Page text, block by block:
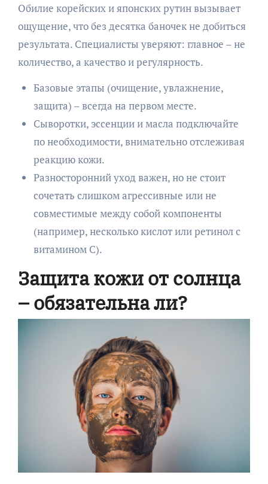
Обилие корейских и японских рутин вызывает
ощущение, что без десятка баночек не добиться
результата. Специалисты уверяют: главное – не
количество, а качество и регулярность.
Базовые этапы (очищение, увлажнение,
защита) – всегда на первом месте.
Сыворотки, эссенции и масла подключайте
по необходимости, внимательно отслеживая
реакцию кожи.
Разносторонний уход важен, но не стоит
сочетать слишком агрессивные или не
совместимые между собой компоненты
(например, несколько кислот или ретинол с
витамином C).
Защита кожи от солнца
– обязательна ли?